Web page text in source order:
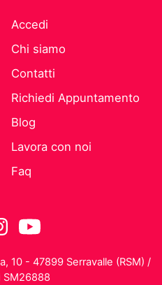
Accedi
Chi siamo
Contatti
Richiedi Appuntamento
Blog
Lavora con noi
Faq
10 - 47899 Serravalle (RSM) /
SM26888